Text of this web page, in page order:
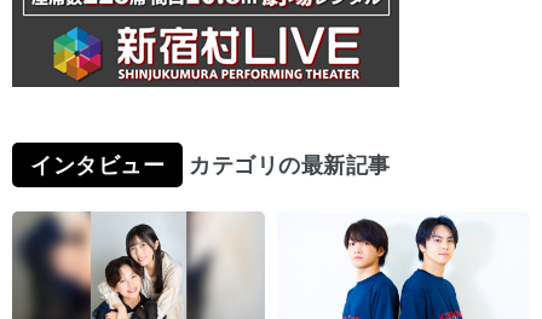
インタビュー カテゴリの最新記事